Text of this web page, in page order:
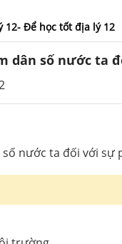
12- Để học tốt địa lý 12
dân số nước
nước ta đối với